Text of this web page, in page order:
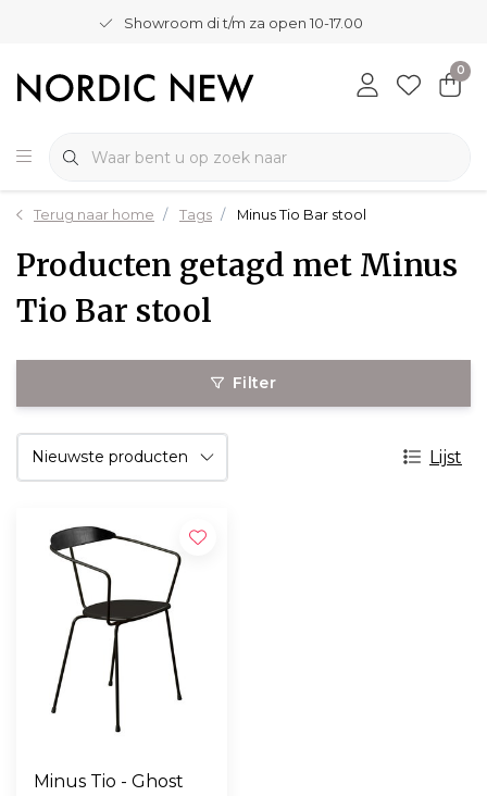
Showroom di t/m za open 10-17.00
0
Terug naar home Tags Minus Tio Bar stool
Producten getagd met Minus
Tio Bar stool
Filter
Lijst
Minus Tio - Ghost